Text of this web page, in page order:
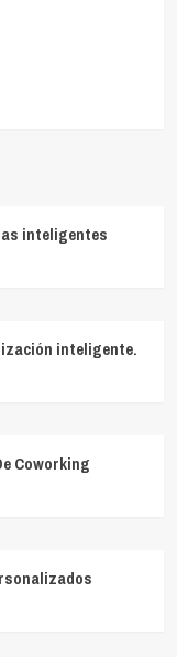
inteligentes
inteligente.
Coworking